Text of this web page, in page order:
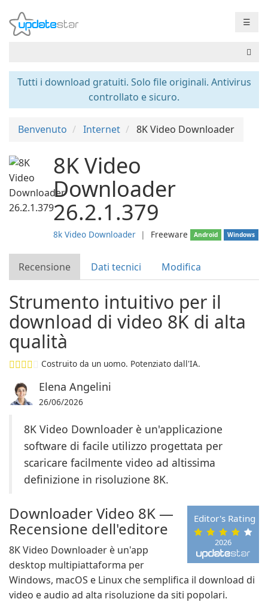
☰
Tutti i download gratuiti. Solo file originali. Antivirus
controllato e sicuro.
Benvenuto Internet 8K Video Downloader
8K Video
Downloader
26.2.1.379
8k Video Downloader ❘ Freeware Android Windows
Recensione Dati tecnici Modifica
Strumento intuitivo per il
download di video 8K di alta
qualità
Costruito da un uomo. Potenziato dall'IA.
Elena Angelini
26/06/2026
8K Video Downloader è un'applicazione
software di facile utilizzo progettata per
scaricare facilmente video ad altissima
definizione in risoluzione 8K.
2026
Editor's Rating
Downloader Video 8K —
Recensione dell'editore
8K Video Downloader è un'app
desktop multipiattaforma per
Windows, macOS e Linux che semplifica il download di
video e audio ad alta risoluzione da siti popolari.